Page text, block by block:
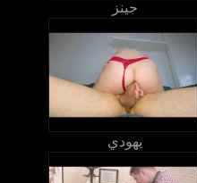
جينز
يهودي